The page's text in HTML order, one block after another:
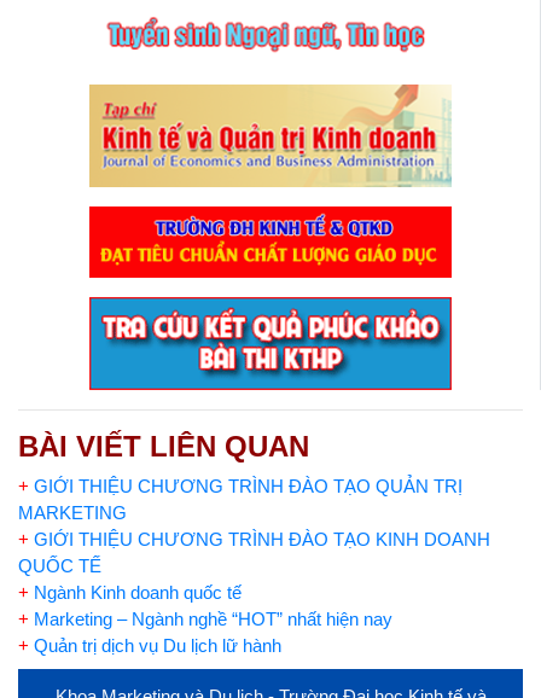
BÀI VIẾT LIÊN QUAN
+ GIỚI THIỆU CHƯƠNG TRÌNH ĐÀO TẠO QUẢN TRỊ
MARKETING
+ GIỚI THIỆU CHƯƠNG TRÌNH ĐÀO TẠO KINH DOANH
QUỐC TẾ
+ Ngành Kinh doanh quốc tế
+ Marketing – Ngành nghề “HOT” nhất hiện nay
+ Quản trị dịch vụ Du lịch lữ hành